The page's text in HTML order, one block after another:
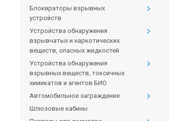
Блокираторы взрывных
устройств
Устройства обнаружения
взрывчатых и наркотических
веществ, опасных жидкостей
Устройства обнаружения
взрывных веществ, токсичных
химикатов и агентов БИО
Автомобильное заграждение
Шлюзовые кабины